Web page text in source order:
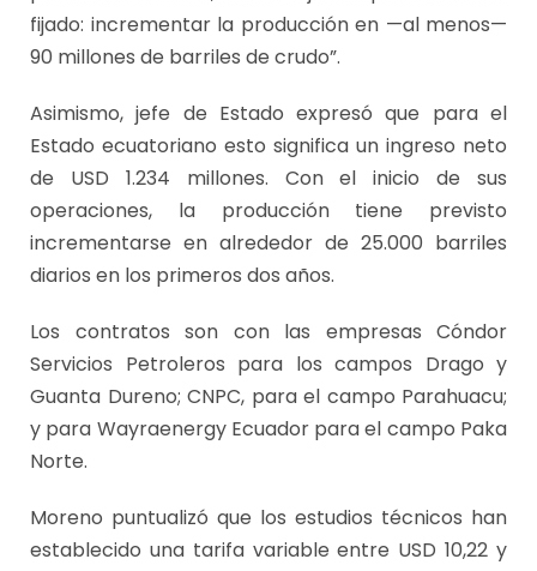
fijado: incrementar la producción en —al menos—
90 millones de barriles de crudo”.
Asimismo, jefe de Estado expresó que para el
Estado ecuatoriano esto significa un ingreso neto
de USD 1.234 millones. Con el inicio de sus
operaciones, la producción tiene previsto
incrementarse en alrededor de 25.000 barriles
diarios en los primeros dos años.
Los contratos son con las empresas Cóndor
Servicios Petroleros para los campos Drago y
Guanta Dureno; CNPC, para el campo Parahuacu;
y para Wayraenergy Ecuador para el campo Paka
Norte.
Moreno puntualizó que los estudios técnicos han
establecido una tarifa variable entre USD 10,22 y